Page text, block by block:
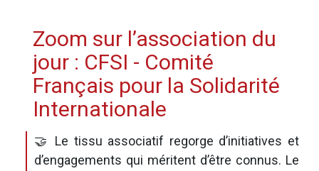
Zoom sur l’association du
jour : CFSI - Comité
Français pour la Solidarité
Internationale
🤝 Le tissu associatif regorge d’initiatives et
d’engagements qui méritent d’être connus. Le